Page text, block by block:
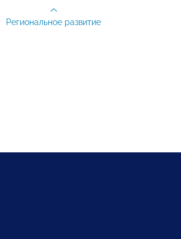
Региональное развитие